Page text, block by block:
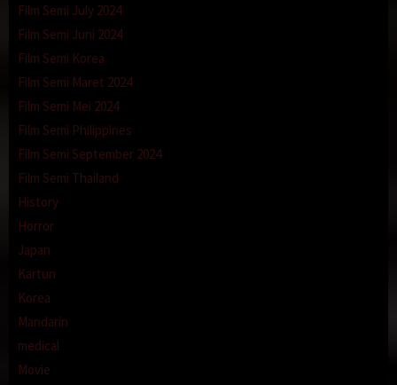
Film Semi July 2024
Film Semi Juni 2024
Film Semi Korea
Film Semi Maret 2024
Film Semi Mei 2024
Film Semi Philippines
Film Semi September 2024
Film Semi Thailand
History
Horror
Japan
Kartun
Korea
Mandarin
medical
Movie